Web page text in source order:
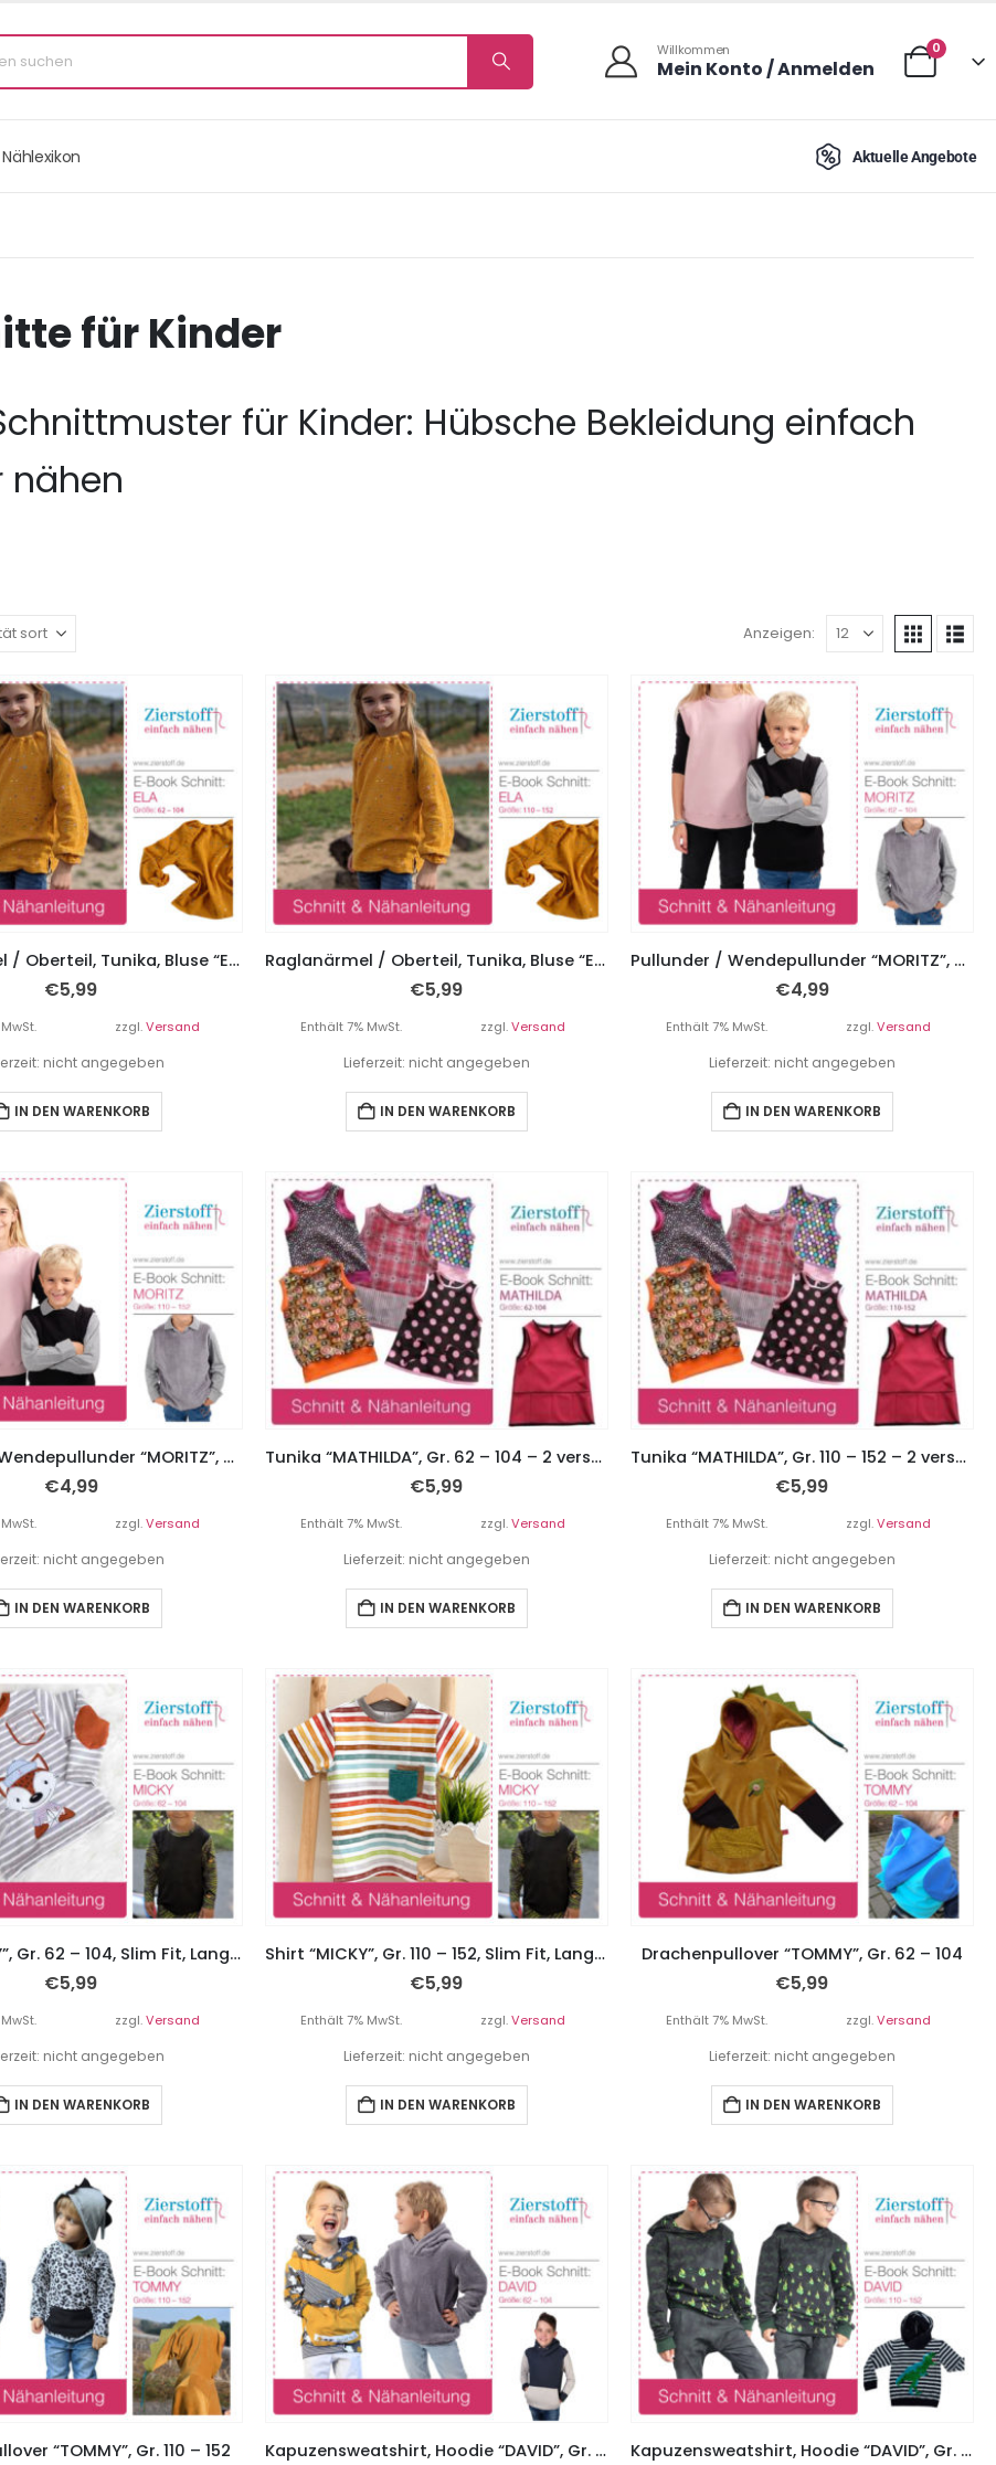
Willkommen
Mein Konto / Anmelden
0
Nählexikon Aktuelle Angebote
für Kinder
für Kinder: Hübsche Bekleidung einfach
nähen
Anzeigen:
Raglanärmel / Oberteil, Tunika, Bluse “ELA”, Gr. 62 – 104
€5,99
zzgl.Versand
nicht angegeben
IN DEN WARENKORB
Raglanärmel / Oberteil, Tunika, Bluse “ELA”, Gr. 110 – 152
€5,99
Enthält 7% MwSt. zzgl.Versand
Lieferzeit: nicht angegeben
IN DEN WARENKORB
Pullunder / Wendepullunder “MORITZ”, Gr. 62 – 104
€4,99
Enthält 7% MwSt. zzgl.Versand
Lieferzeit: nicht angegeben
IN DEN WARENKORB
Pullunder / Wendepullunder “MORITZ”, Gr. 110 – 152
€4,99
zzgl.Versand
nicht angegeben
IN DEN WARENKORB
Tunika “MATHILDA”, Gr. 62 – 104 – 2 verschiedene Schnitte
€5,99
Enthält 7% MwSt. zzgl.Versand
Lieferzeit: nicht angegeben
IN DEN WARENKORB
Tunika “MATHILDA”, Gr. 110 – 152 – 2 verschiedene Schnitte
€5,99
Enthält 7% MwSt. zzgl.Versand
Lieferzeit: nicht angegeben
IN DEN WARENKORB
Shirt “MICKY”, Gr. 62 – 104, Slim Fit, Lang- oder Kurzarm plus Rollkragen
€5,99
zzgl.Versand
nicht angegeben
IN DEN WARENKORB
Shirt “MICKY”, Gr. 110 – 152, Slim Fit, Lang- oder Kurzarm plus Rollkragen
€5,99
Enthält 7% MwSt. zzgl.Versand
Lieferzeit: nicht angegeben
IN DEN WARENKORB
Drachenpullover “TOMMY”, Gr. 62 – 104
€5,99
Enthält 7% MwSt. zzgl.Versand
Lieferzeit: nicht angegeben
IN DEN WARENKORB
“TOMMY”, Gr. 110 – 152 Kapuzensweatshirt, Hoodie “DAVID”, Gr. 62 – 104 Kapuzensweatshirt, Hoodie “DAVID”, Gr. 110 – 152